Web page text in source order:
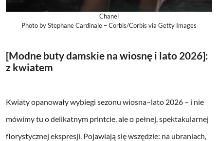
Chanel
Photo by Stephane Cardinale – Corbis/Corbis via Getty Images
[Modne buty damskie na wiosnę i lato 2026]:
z kwiatem
Kwiaty opanowały wybiegi sezonu wiosna–lato 2026 – i nie
mówimy tu o delikatnym printcie, ale o pełnej, spektakularnej
florystycznej ekspresji. Pojawiają się wszędzie: na ubraniach,